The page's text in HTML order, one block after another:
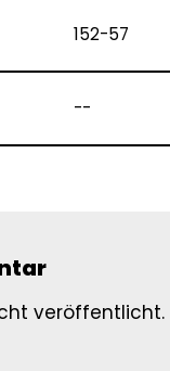
152-57
--
veröffentlicht.